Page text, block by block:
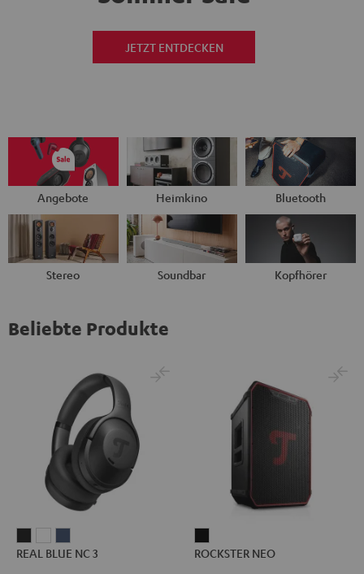
JETZT ENTDECKEN
Angebote Heimkino Bluetooth
Stereo Soundbar Kopfhörer
Beliebte Produkte
BLUEBLUEBLUE
REAL BLUE NC 3
NEO
ROCKSTER NEO